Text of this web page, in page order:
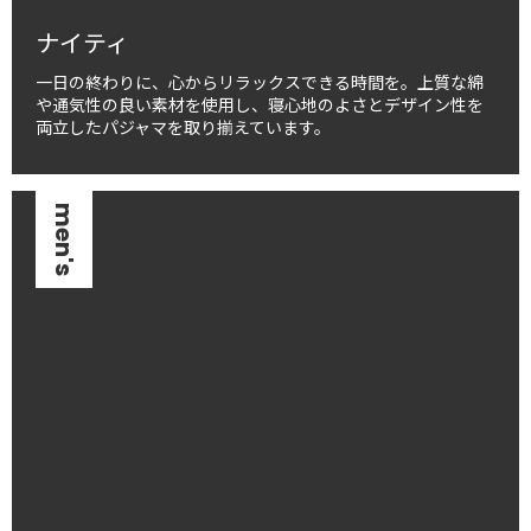
ナイティ
一日の終わりに、心からリラックスできる時間を。上質な綿
や通気性の良い素材を使用し、寝心地のよさとデザイン性を
両立したパジャマを取り揃えています。
men's